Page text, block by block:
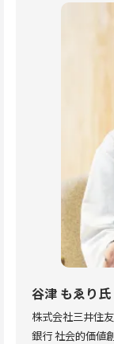
谷津 もゑり氏
株式会社三井住
銀行 社会的価値